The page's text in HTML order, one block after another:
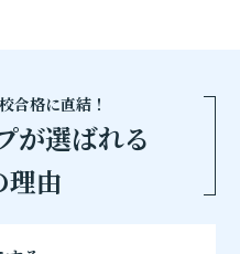
合格に直結！
が選ばれる
理由